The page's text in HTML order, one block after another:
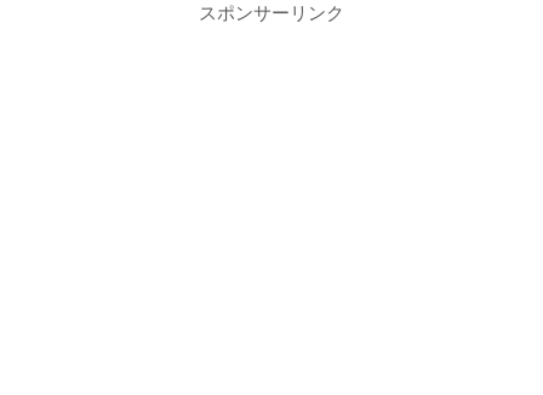
スポンサーリンク